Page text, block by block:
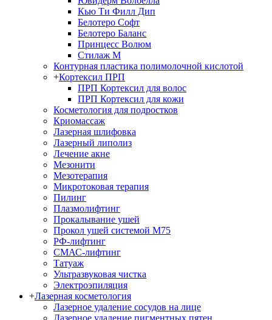
Кью Ти Филл Дип
Белотеро Cофт
Белотеро Баланс
Принцесс Волюм
Стилаж М
Контурная пластика полимолочной кислотой
+Кортексил ПРП
ПРП Кортексил для волос
ПРП Кортексил для кожи
Косметология для подростков
Криомассаж
Лазерная шлифовка
Лазерный липолиз
Лечение акне
Мезонити
Мезотерапия
Микротоковая терапия
Пилинг
Плазмолифтинг
Прокалывание ушей
Прокол ушей системой М75
РФ-лифтинг
СМАС-лифтинг
Татуаж
Ультразвуковая чистка
Электроэпиляция
+Лазерная косметология
Лазерное удаление сосудов на лице
Лазерное удаление пигментных пятен